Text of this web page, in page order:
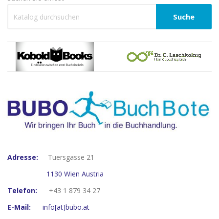
Suche
Adresse:
Tuersgasse 21
1130 Wien Austria
Telefon:
+43 1 879 34 27
E-Mail:
info[at]bubo.at